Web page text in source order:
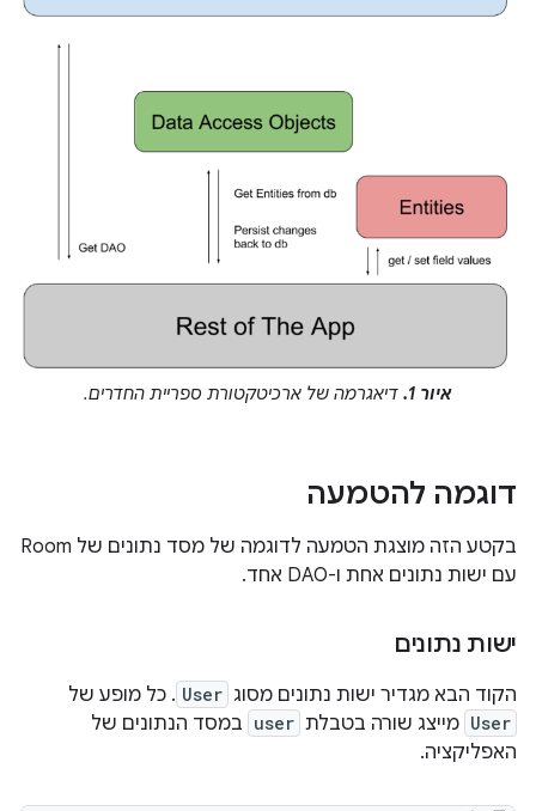
איור 1. דיאגרמה של ארכיטקטורת ספריית החדרים.
דוגמה להטמעה
בקטע הזה מוצגת הטמעה לדוגמה של מסד נתונים של Room
עם ישות נתונים אחת ו-DAO אחד.
ישות נתונים
הקוד הבא מגדיר ישות נתונים מסוג User . כל מופע של
User מייצג שורה בטבלת user במסד הנתונים של
האפליקציה.